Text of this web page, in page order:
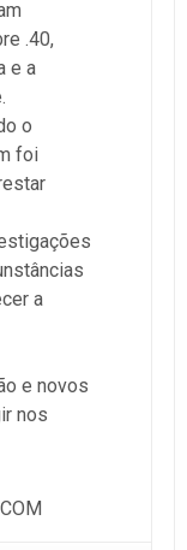
.40,
e a
o
foi
a
e novos
nos